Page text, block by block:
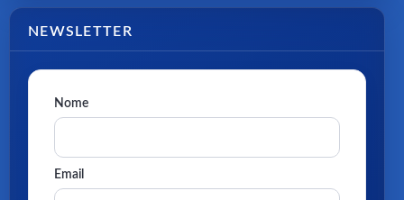
NEWSLETTER
Nome
Email